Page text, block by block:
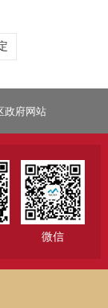
政府网站
微信